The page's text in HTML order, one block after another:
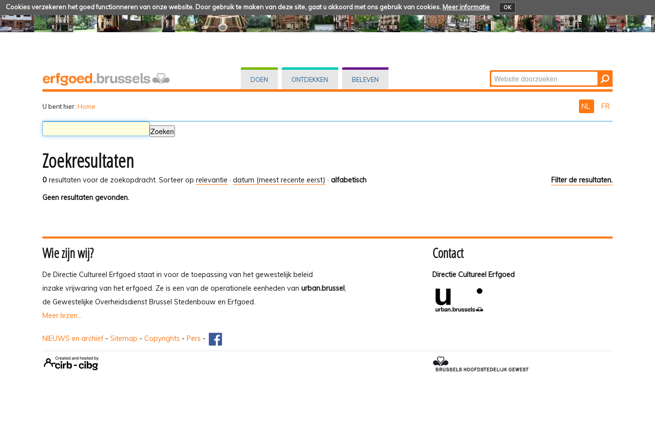
Cookies verzekeren het goed functionneren van onze website. Door gebruik te maken van deze site, gaat u akkoord met ons gebruik van cookies. Meer informatie OK
DOEN ONTDEKKEN BELEVEN Zoek
Geavanceerd
U bent hier: Home NL FR
Zoekresultaten
0 resultaten voor de zoekopdracht. Filter de resultaten.
Sorteer op relevantie · datum (meest recente eerst) · alfabetisch
Geen resultaten gevonden.
Wie zijn wij?
De Directie Cultureel Erfgoed staat in voor de toepassing van het gewestelijk beleid
inzake vrijwaring van het erfgoed. Ze is een van de operationele eenheden van urban.brussel,
de Gewestelijke Overheidsdienst Brussel Stedenbouw en Erfgoed.
Meer lezen...
Contact
Directie Cultureel Erfgoed
NIEUWS en archief - Sitemap - Copyrights - Pers -